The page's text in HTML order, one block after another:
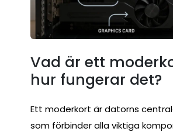
Vad är ett
hur fungerar det?
Ett moderkort är datorns
som förbinder alla viktiga